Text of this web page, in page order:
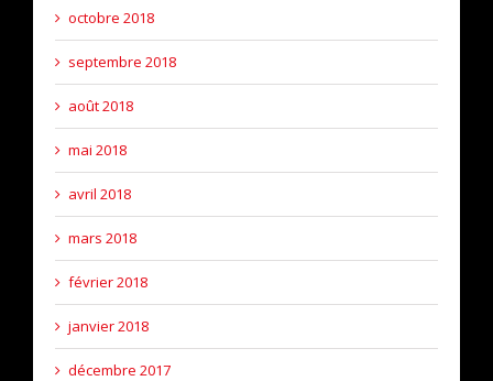
octobre 2018
septembre 2018
août 2018
mai 2018
avril 2018
mars 2018
février 2018
janvier 2018
décembre 2017